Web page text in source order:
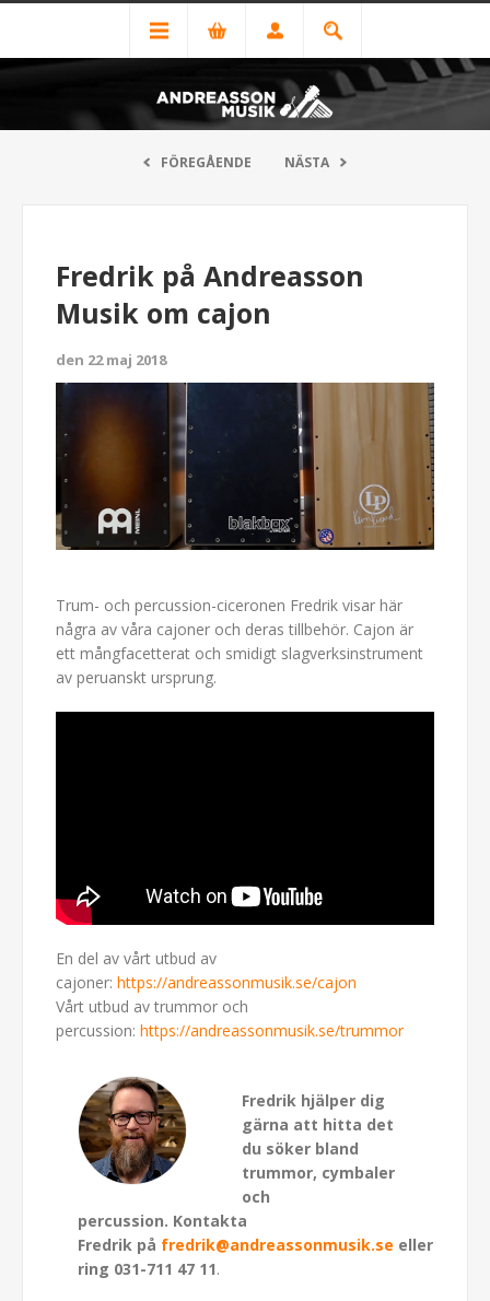
FÖREGÅENDE NÄSTA
Fredrik på Andreasson
Musik om cajon
den 22 maj 2018
Trum- och percussion-ciceronen Fredrik visar här
några av våra cajoner och deras tillbehör. Cajon är
ett mångfacetterat och smidigt slagverksinstrument
av peruanskt ursprung.
En del av vårt utbud av
cajoner: https://andreassonmusik.se/cajon
Vårt utbud av trummor och
percussion: https://andreassonmusik.se/trummor
Fredrik hjälper dig
gärna att hitta det
du söker bland
trummor, cymbaler
och
percussion. Kontakta
Fredrik på fredrik@andreassonmusik.se eller
ring 031-711 47 11.